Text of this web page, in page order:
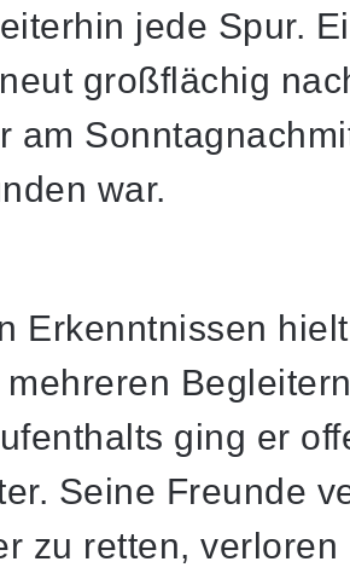
jede Spur.
großflächig
am
war.
Erkenntnissen
ging er
Seine Freunde
zu retten,